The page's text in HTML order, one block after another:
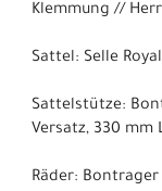
Klemmung //
Sattel: Selle
Sattelstütze:
Versatz, 330 mm
Räder: